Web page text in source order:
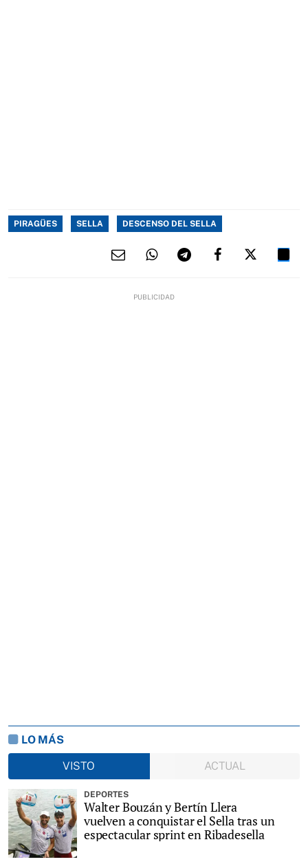
PIRAGÜES SELLA DESCENSO DEL SELLA
LO MÁS
VISTO
ACTUAL
DEPORTES
Walter Bouzán y Bertín Llera
vuelven a conquistar el Sella tras un
espectacular sprint en Ribadesella